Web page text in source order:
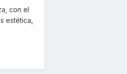
con el
estética,